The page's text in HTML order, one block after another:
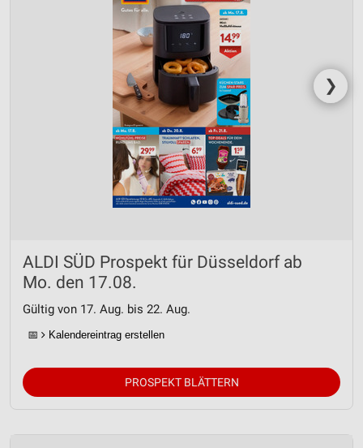
❯
ALDI SÜD Prospekt für Düsseldorf ab
Mo. den 17.08.
Gültig von 17. Aug. bis 22. Aug.
📅 Kalendereintrag erstellen
PROSPEKT BLÄTTERN